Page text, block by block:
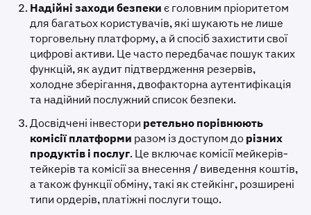
Надійні заходи безпекиє головним пріоритетом
для багатьох користувачів, які шукають не лише
торговельну платформу, а й спосіб захистити свої
цифрові активи. Це часто передбачає пошук таких
функцій, як аудит підтвердження резервів,
холодне зберігання, двофакторна аутентифікація
та надійний послужний список безпеки.
Досвідчені інвестори ретельно порівнюють
комісії платформи разом із доступом дорізних
продуктів і послуг. Це включає комісії мейкерів-
тейкерів та комісії за внесення / виведення коштів,
а також функції обміну, такі як стейкінг, розширені
типи ордерів, платіжні послуги тощо.